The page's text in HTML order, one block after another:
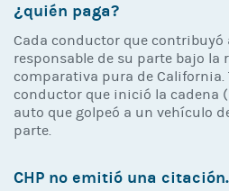
¿quién paga?
Cada conductor que contribuyó
responsable de su parte bajo la
comparativa pura de California.
conductor que inició la cadena
auto que golpeó a un vehículo
parte.
CHP no emitió una